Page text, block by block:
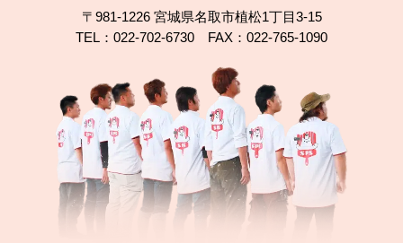
〒981-1226 宮城県名取市植松1丁目3-15
TEL：022-702-6730 FAX：022-765-1090